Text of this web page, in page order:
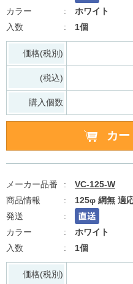
ホワイト
1個
価格(税別)
(税込)
購入個数
VC-125-W
125φ 網無 適
ホワイト
1個
価格(税別)